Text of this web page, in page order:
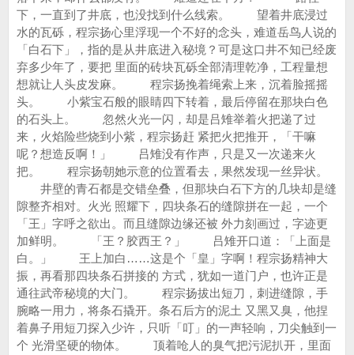
下，一直到了井底，也没找到什么线索。 望着井底浸过
水的瓦砾，程宗扬心里浮现一个不好的念头，难道岳鸟人说的
「白石下」，指的是从井底进入秘境？可是这口井不知已经废
弃多少年了，要把 里面的砖块瓦砾全部清理乾净，工程量想
想就让人头皮发麻。 程宗扬挽着绳索上来，沉着脸摇摇
头。 小紫宝石般的眼睛四下转着，最后停留在那块白色
的石头上。 忽然火光一闪，却是吕雉举着火把递了过
来，火焰险些烧到小紫，程宗扬赶 紧把火把推开，「干嘛
呢？想造反啊！」 吕雉没有作声，只是又一次递来火
把。 程宗扬朝她示意的位置看去，果然发现一丝异状。
井壁的青石都是交错垒叠，但那块白石下方的几块却是缝
隙整齐相对。火光 照耀下，四块条石的缝隙拼在一起，一个
「王」字呼之欲出。而且缝隙边缘还被 外力刻画过，字迹更
加鲜明。 「王？胶西王？」 吕雉开口道：「上面是
白。」 王上加白……这是个「皇」字啊！程宗扬精神大
振，再看那四块条石拼接的 方式，犹如一道门户，也许正是
通往武帝秘境的大门。 程宗扬拔出短刀，刺进缝隙，手
腕略一用力，将条石撬开。条石后方的泥土 又黑又臭，他捏
着鼻子用短刀探入少许，只听「叮」的一声轻响，刀尖触到一
个 光滑坚硬的物体。 顶着呛人的臭气把污泥扒开，里面